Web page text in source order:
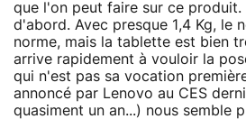
que l'on peut faire sur ce produit.
d'abord. Avec presque 1,4 Kg, le
norme, mais la tablette est bien
arrive rapidement à vouloir la
qui n'est pas sa vocation
annoncé par Lenovo au CES
quasiment un an...) nous semble